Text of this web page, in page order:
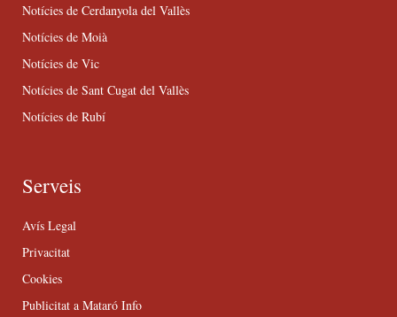
Notícies de Cerdanyola del Vallès
Notícies de Moià
Notícies de Vic
Notícies de Sant Cugat del Vallès
Notícies de Rubí
Serveis
Avís Legal
Privacitat
Cookies
Publicitat a Mataró Info